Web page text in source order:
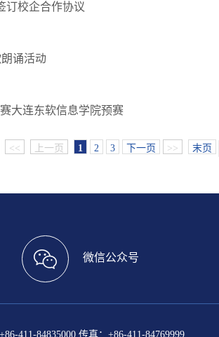
订校企合作协议
诵活动
大连东软信息学院预赛
<< 上一页 1 2 3 下一页 >> 末页
微信公众号
411-84835000 传真：+86-411-84769999